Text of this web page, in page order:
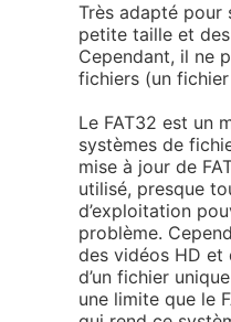
Très adapté pour
petite taille et
Cependant, il ne
fichiers (un
Le FAT32 est un
systèmes de
mise à jour de
utilisé, presque
d’exploitation
problème.
des vidéos HD et
d’un fichier
une limite que le